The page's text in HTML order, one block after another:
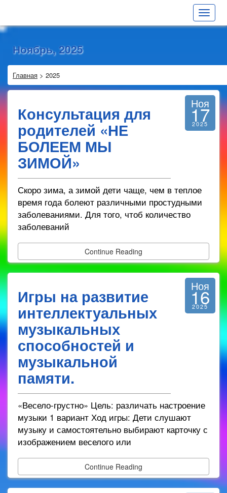
Toggle
Ноябрь, 2025
Главная > 2025
Консультация для
родителей «НЕ
БОЛЕЕМ МЫ
ЗИМОЙ»
Ноя
17
2025
Скоро зима, а зимой дети чаще, чем в теплое
время года болеют различными простудными
заболеваниями. Для того, чтоб количество
заболеваний
Continue Reading
Игры на развитие
интеллектуальных
музыкальных
способностей и
музыкальной
памяти.
Ноя
16
2025
«Весело-грустно» Цель: различать настроение
музыки 1 вариант Ход игры: Дети слушают
музыку и самостоятельно выбирают карточку с
изображением веселого или
Continue Reading